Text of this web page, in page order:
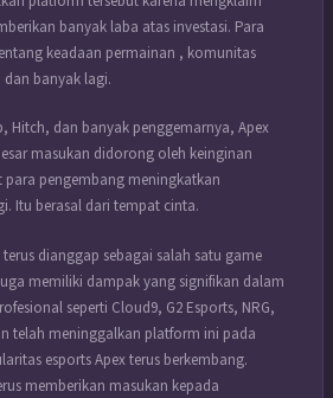
banyak laba atas investasi. Para
keadaan permainan , komunitas
banyak lagi.
Hitch, dan banyak penggemarnya, Apex
masukan didorong oleh keinginan
pengembang meningkatkan
Itu berasal dari tempat cinta.
terus dianggap sebagai salah satu game
memiliki dampak yang signifikan dalam
seperti Cloud9, G2 Esports, NRG,
telah meninggalkan platform ini pada
esports Apex terus berkembang.
memberikan masukan kepada